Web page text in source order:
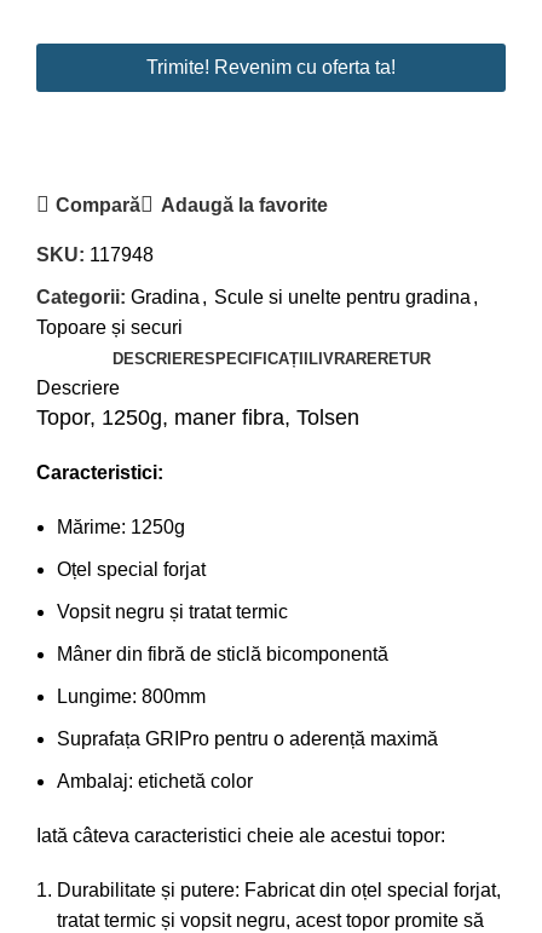
Trimite! Revenim cu oferta ta!
Compară Adaugă la favorite
SKU: 117948
Categorii: Gradina , Scule si unelte pentru gradina ,
Topoare și securi
DESCRIERESPECIFICAȚII LIVRARERETUR
Descriere
Topor, 1250g, maner fibra, Tolsen
Caracteristici:
Mărime: 1250g
Oțel special forjat
Vopsit negru și tratat termic
Mâner din fibră de sticlă bicomponentă
Lungime: 800mm
Suprafața GRIPro pentru o aderență maximă
Ambalaj: etichetă color
Iată câteva caracteristici cheie ale acestui topor:
Durabilitate și putere: Fabricat din oțel special forjat,
tratat termic și vopsit negru, acest topor promite să